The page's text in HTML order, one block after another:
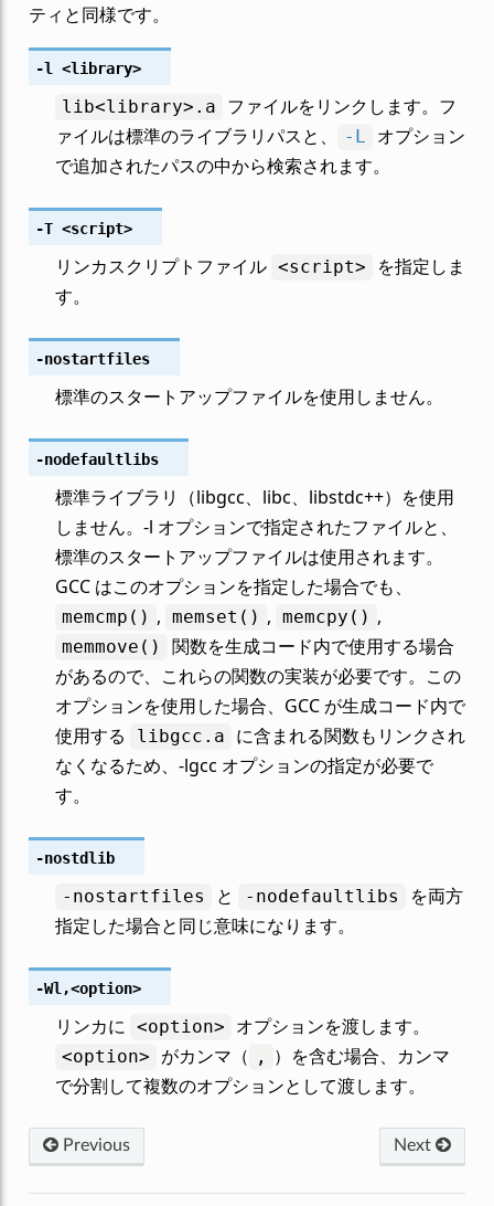
ティと同様です。
-l <library>
lib<library>.a
ファイルをリンクします。フ
ァイルは標準のライブラリパスと、
-L
オプション
で追加されたパスの中から検索されます。
-T <script>
リンカスクリプトファイル <script>
を指定しま
す。
-nostartfiles
標準のスタートアップファイルを使用しません。
-nodefaultlibs
標準ライブラリ（libgcc、libc、libstdc++）を使用
しません。-l オプションで指定されたファイルと、
標準のスタートアップファイルは使用されます。
GCC はこのオプションを指定した場合でも、
memcmp() , memset() , memcpy() ,
memmove()
関数を生成コード内で使用する場合
があるので、これらの関数の実装が必要です。この
オプションを使用した場合、GCC が生成コード内で
使用する
libgcc.a
に含まれる関数もリンクされ
なくなるため、-lgcc オプションの指定が必要で
す。
-nostdlib
-nostartfiles と -nodefaultlibs
を両方
指定した場合と同じ意味になります。
-Wl,<option>
リンカに <option> オプションを渡します。
<option> がカンマ（ ,
）を含む場合、カンマ
で分割して複数のオプションとして渡します。
Previous Next